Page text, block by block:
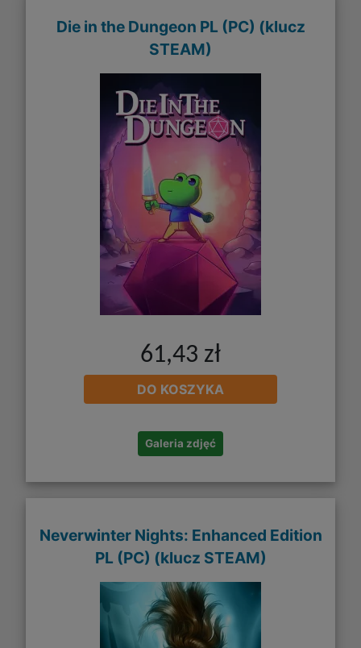
Die in the Dungeon PL (PC) (klucz
STEAM)
61,43 zł
DO KOSZYKA
Galeria zdjęć
Neverwinter Nights: Enhanced Edition
PL (PC) (klucz STEAM)